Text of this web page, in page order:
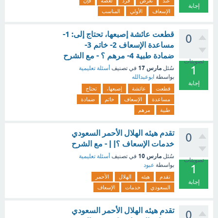
إجابة
الإسعاف
الأولي المناسب
0
تصويتات
1
إجابة
قطعت عائشة إصبعها، تحتاج إلى: 1-
مساعدة الإسعاف 2- خاتم 3-
ضمادة طبية 4- مرهم ؟ - مع الشرح
سُئل مارس 17 في تصنيف أسئلة تعليمية
بواسطة ابوعبدالله
قطعت عائشة إصبعها،
تحتاج
مساعدة
الإسعاف خاتم
ضمادة
طبية
مرهم
0
تصويتات
1
إجابة
تقدم هيئه الهلال الأحمر السعودي
خدمات الإسعاف ؟| | - مع الشرح
سُئل مارس 10 في تصنيف أسئلة تعليمية
بواسطة عبود
تقدم هيئه الهلال
الأحمر
السعودي
خدمات الإسعاف
0
تقدم هيئه الهلال الأحمر السعودي